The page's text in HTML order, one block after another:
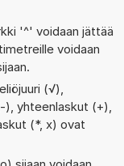
'^' voidaan jättää
voidaan
(√),
yhteenlaskut (+),
(*, x) ovat